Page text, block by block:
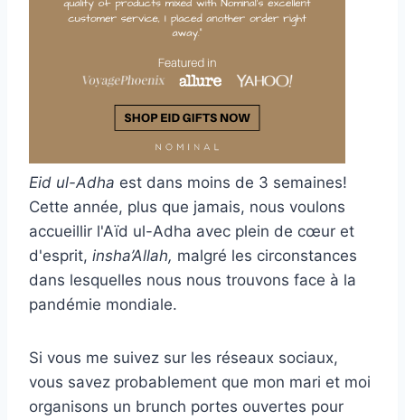
Eid ul-Adha est dans moins de 3 semaines!
Cette année, plus que jamais, nous voulons
accueillir l'Aïd ul-Adha avec plein de cœur et
d'esprit, insha’Allah, malgré les circonstances
dans lesquelles nous nous trouvons face à la
pandémie mondiale.
Si vous me suivez sur les réseaux sociaux,
vous savez probablement que mon mari et moi
organisons un brunch portes ouvertes pour